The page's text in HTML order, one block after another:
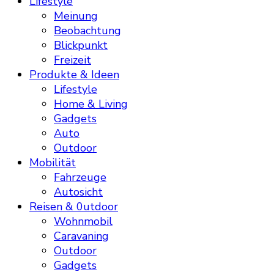
Meinung
Beobachtung
Blickpunkt
Freizeit
Produkte & Ideen
Lifestyle
Home & Living
Gadgets
Auto
Outdoor
Mobilität
Fahrzeuge
Autosicht
Reisen & 0utdoor
Wohnmobil
Caravaning
Outdoor
Gadgets